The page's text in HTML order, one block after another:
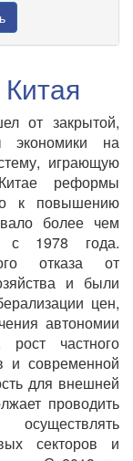
от закрытой,
экономики на
играющую
реформы
к повышению
более чем
с 1978 года.
отказа от
и были
цен,
автономии
рост частного
и современной
для внешней
проводить
секторов и